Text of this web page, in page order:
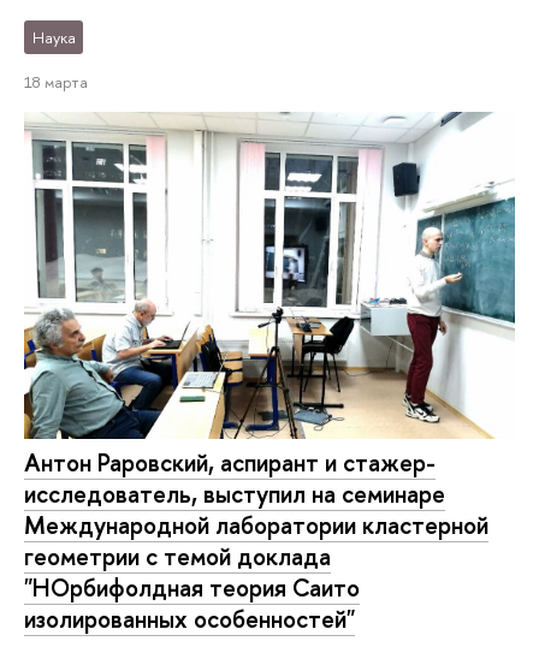
Наука
18 марта
Антон Раровский, аспирант и стажер-
исследователь, выступил на семинаре
Международной лаборатории кластерной
геометрии с темой доклада
"НОрбифолдная теория Саито
изолированных особенностей"